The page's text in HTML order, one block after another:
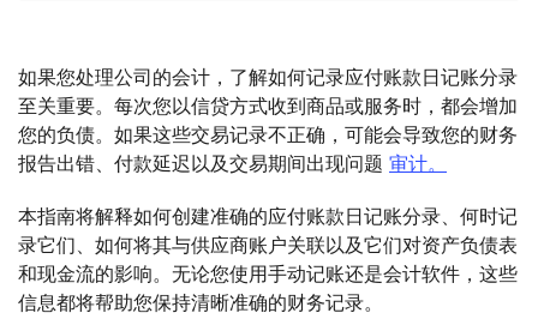
如果您处理公司的会计，了解如何记录应付账款日记账分录
至关重要。每次您以信贷方式收到商品或服务时，都会增加
您的负债。如果这些交易记录不正确，可能会导致您的财务
报告出错、付款延迟以及交易期间出现问题 审计。
本指南将解释如何创建准确的应付账款日记账分录、何时记
录它们、如何将其与供应商账户关联以及它们对资产负债表
和现金流的影响。无论您使用手动记账还是会计软件，这些
信息都将帮助您保持清晰准确的财务记录。